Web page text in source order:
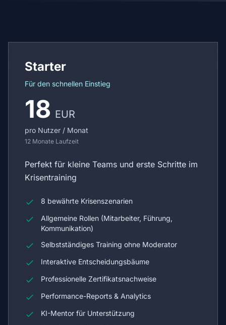
Starter
Für den schnellen Einstieg
18 EUR
pro Nutzer / Monat
12 Monate Laufzeit
Perfekt für kleine Teams und erste Schritte im
Krisentraining
8 bewährte Krisenszenarien
Allgemeine Rollen (Mitarbeiter, Führung,
Kommunikation)
Selbstständiges Training ohne Moderator
Interaktive Entscheidungsbäume
Professionelle Zertifikatsnachweise
Performance-Reports & Analytics
KI-Mentor für Unterstützung